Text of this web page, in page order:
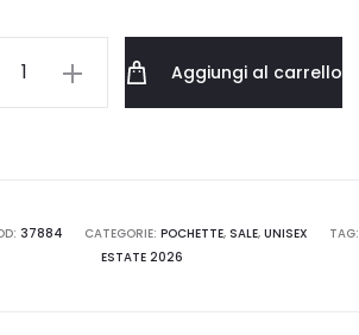
Aggiungi al carrello
37884 CATEGORIE: POCHETTE, SALE, UNISEX TAG:
ESTATE 2026